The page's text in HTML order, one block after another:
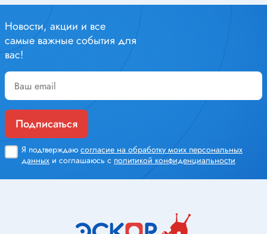
Новости, акции и все
самые важные события для
вас!
Подписаться
Я подтверждаю согласие на обработку моих персональных
данных и соглашаюсь с политикой конфиденциальности